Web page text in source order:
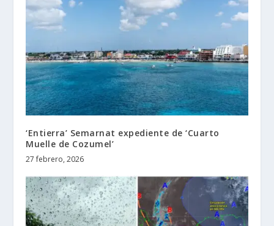
‘Entierra’ Semarnat expediente de ‘Cuarto
Muelle de Cozumel’
27 febrero, 2026